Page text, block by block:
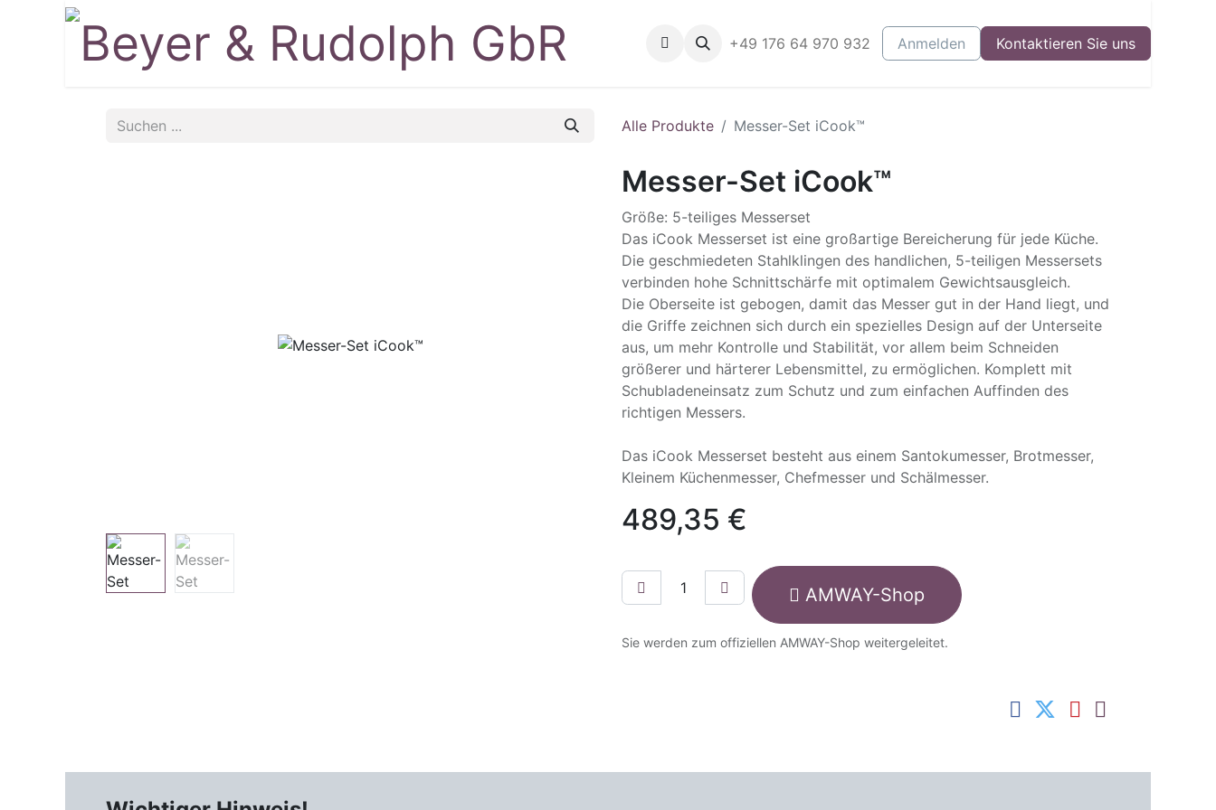
Shop Geräte Blog Events Starte Dein Business
+49 176 64 970 932 Anmelden Kontaktieren Sie uns
Alle Produkte Messer-Set iCook™
Messer-Set iCook™
Größe: 5-teiliges Messerset
Das iCook Messerset ist eine großartige Bereicherung für jede Küche.
Die geschmiedeten Stahlklingen des handlichen, 5-teiligen Messersets
verbinden hohe Schnittschärfe mit optimalem Gewichtsausgleich.
Die Oberseite ist gebogen, damit das Messer gut in der Hand liegt, und
die Griffe zeichnen sich durch ein spezielles Design auf der Unterseite
aus, um mehr Kontrolle und Stabilität, vor allem beim Schneiden
größerer und härterer Lebensmittel, zu ermöglichen. Komplett mit
Schubladeneinsatz zum Schutz und zum einfachen Auffinden des
richtigen Messers.
Das iCook Messerset besteht aus einem Santokumesser, Brotmesser,
Kleinem Küchenmesser, Chefmesser und Schälmesser.
489,35 €
AMWAY-Shop
Sie werden zum offiziellen AMWAY-Shop weitergeleitet.